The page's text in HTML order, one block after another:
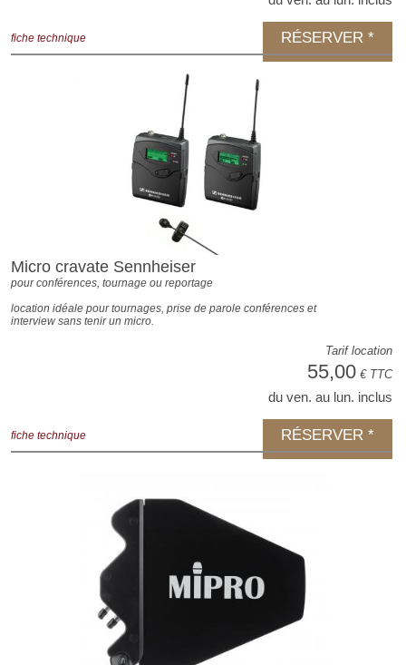
fiche technique RÉSERVER *
Micro cravate Sennheiser
pour conférences, tournage ou reportage
location idéale pour tournages, prise de parole conférences et
interview sans tenir un micro.
Tarif location
55,00 € TTC
du ven. au lun. inclus
fiche technique RÉSERVER *